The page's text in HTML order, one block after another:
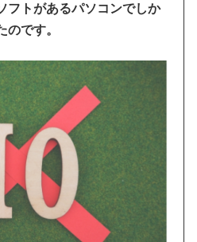
フトがあるパソコンでしか
です。